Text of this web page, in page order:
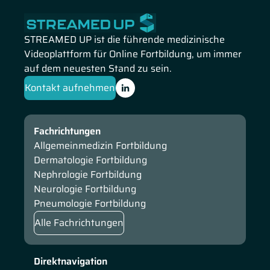
Akzeptanz und Motivation gegenüber digitalen
Technologien.
STREAMED UP ist die führende medizinische
Videoplattform für Online Fortbildung, um immer
auf dem neuesten Stand zu sein.
Kontakt aufnehmen
Direktnavigation
Fachrichtungen
Allgemeinmedizin Fortbildung
Dermatologie Fortbildung
Nephrologie Fortbildung
Neurologie Fortbildung
Pneumologie Fortbildung
Alle Fachrichtungen